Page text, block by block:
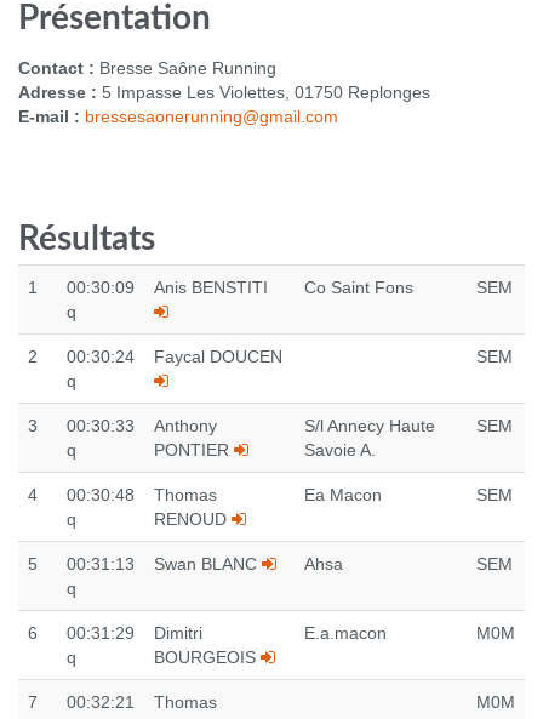
Présentation
Contact : Bresse Saône Running
Adresse : 5 Impasse Les Violettes, 01750 Replonges
E-mail : bressesaonerunning@gmail.com
Résultats
1
00:30:09
q
Anis BENSTITI Co Saint Fons SEM
2
00:30:24
q
Faycal DOUCEN SEM
3
00:30:33
q
Anthony
PONTIER
S/l Annecy Haute
Savoie A.
SEM
4
00:30:48
q
Thomas
RENOUD
Ea Macon SEM
5
00:31:13
q
Swan BLANC Ahsa SEM
6
00:31:29
q
Dimitri
BOURGEOIS
E.a.macon M0M
7
00:32:21
Thomas
M0M